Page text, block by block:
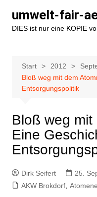
Inhalt
springen
umwelt-fair-
DIES ist nur eine KOPIE
Start 2012
Bloß weg mit dem
Entsorgungspolitik
Bloß weg mit
Eine
Dirk Seifert
25.
AKW Brokdorf,